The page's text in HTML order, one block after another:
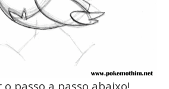
o passo a passo abaixo!